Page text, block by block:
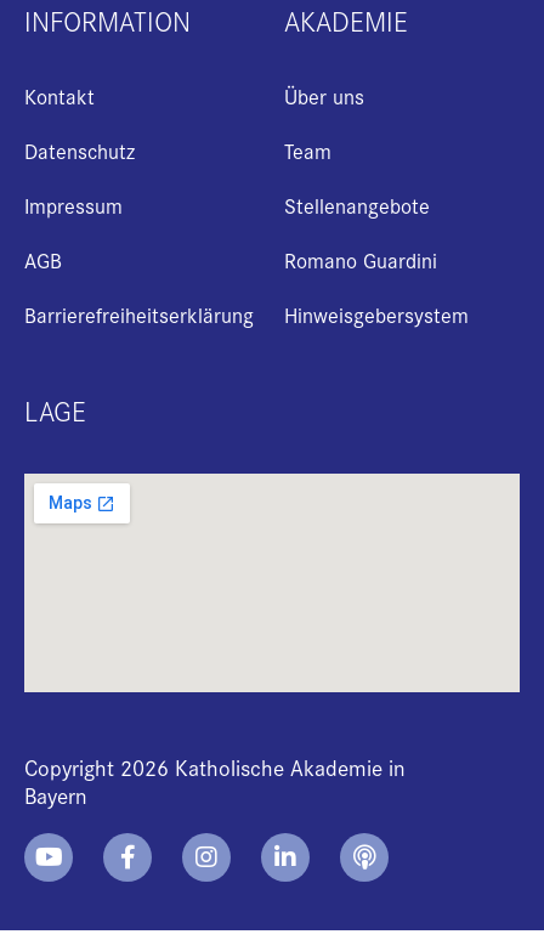
INFORMATION
Kontakt
Datenschutz
Impressum
AGB
Barrierefreiheitserklärung
AKADEMIE
Über uns
Team
Stellenangebote
Romano Guardini
Hinweisgebersystem
LAGE
Copyright 2026 Katholische Akademie in
Bayern